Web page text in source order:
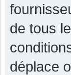
de tous
déplace